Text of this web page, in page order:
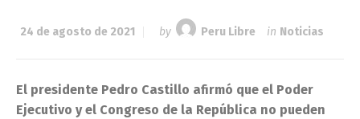
24 de agosto de 2021 by Peru Libre in Noticias
El presidente Pedro Castillo afirmó que el Poder
Ejecutivo y el Congreso de la República no pueden